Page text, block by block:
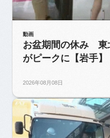
動画
お盆期間の休み 東
がピークに【岩手】
2026年08月08日